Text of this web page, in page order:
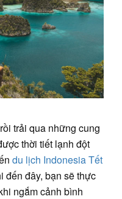
trải qua những cung
thời tiết lạnh đột
du lịch Indonesia Tết
đến đây, bạn sẽ thực
ngắm cảnh bình